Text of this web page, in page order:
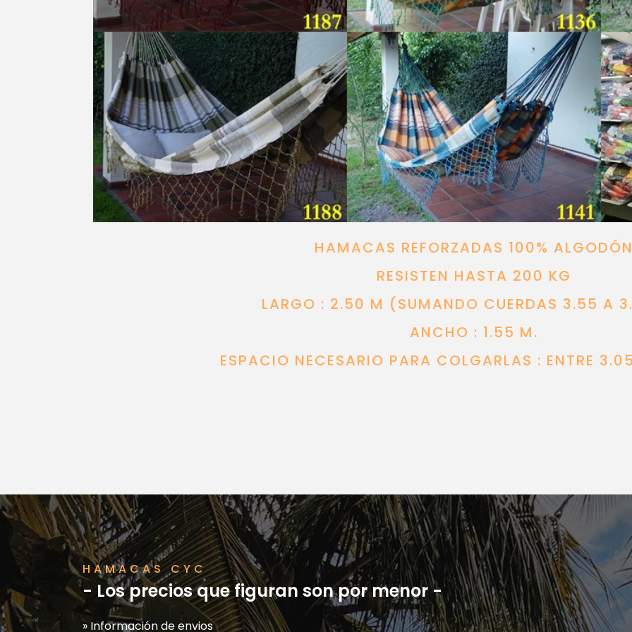
HAMACAS REFORZADAS 100%
RESISTEN HASTA 200 KG
LARGO : 2.50 M (SUMANDO CUERDAS 3.55 A
ANCHO : 1.55 M.
ESPACIO NECESARIO PARA COLGARLAS : ENTRE
HAMACAS CYC
- Los precios que figuran son por menor -
» Información de envios